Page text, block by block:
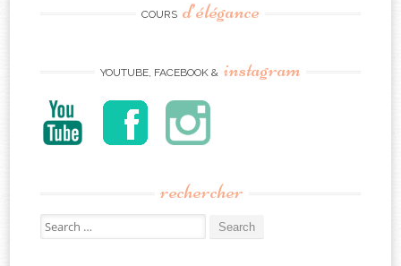
COURS d’élégance
YOUTUBE, FACEBOOK & instagram
rechercher
Search
for: